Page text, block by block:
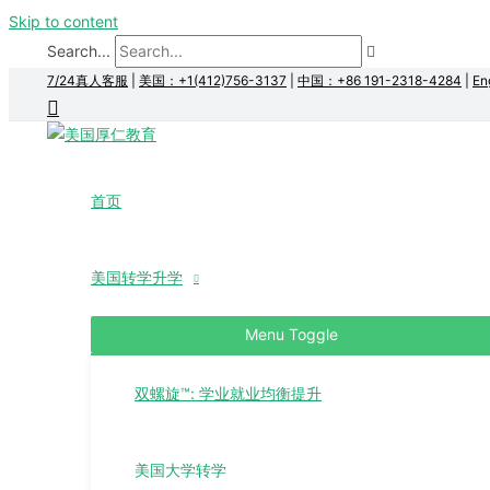
Skip to content
Search...
7/24真人客服 美国：+1(412)756-3137 中国：+86 191-2318-4284
首页
美国转学升学
Menu Toggle
双螺旋™: 学业就业均衡提升
美国大学转学